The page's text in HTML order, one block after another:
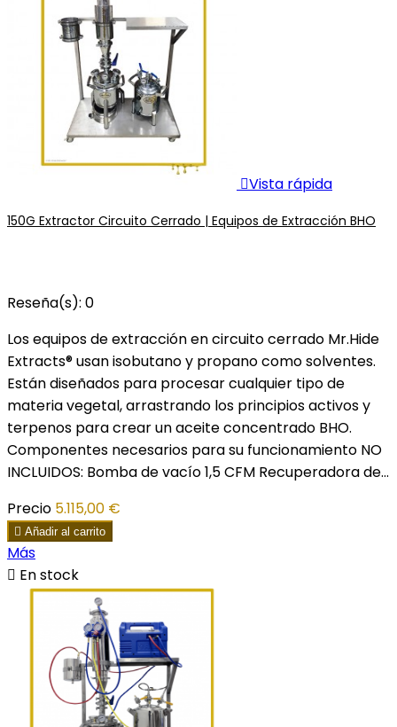
Vista rápida
150G Extractor Circuito Cerrado | Equipos de Extracción BHO
Reseña(s): 0
Los equipos de extracción en circuito cerrado Mr.Hide
Extracts® usan isobutano y propano como solventes.
Están diseñados para procesar cualquier tipo de
materia vegetal, arrastrando los principios activos y
terpenos para crear un aceite concentrado BHO.
Componentes necesarios para su funcionamiento NO
INCLUIDOS: Bomba de vacío 1,5 CFM Recuperadora de...
Precio 5.115,00 €
 Añadir al carrito
Más
 En stock